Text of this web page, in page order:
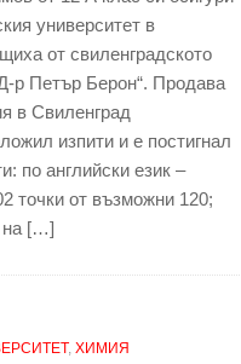
университет в
от свиленградското
р Петър Берон“. Продава
в Свиленград
изпити и е постигнал
по английски език –
точки от възможни 120;
на […]
, ХИМИЯ